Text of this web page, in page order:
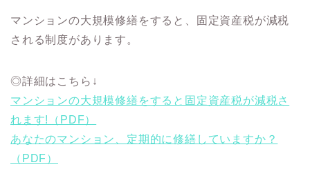
マンションの大規模修繕をすると、固定資産税が減税
される制度があります。
◎詳細はこちら↓
マンションの大規模修繕をすると固定資産税が減税さ
れます!（PDF）
あなたのマンション、定期的に修繕していますか？
（PDF）